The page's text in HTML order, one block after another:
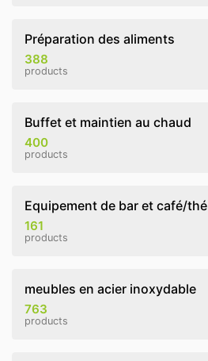
Préparation des aliments
388
products
Buffet et maintien au chaud
400
products
Equipement de bar et café/thé
161
products
meubles en acier inoxydable
763
products